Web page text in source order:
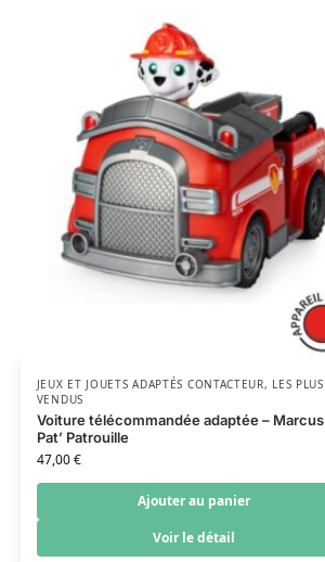
JEUX ET JOUETS ADAPTÉS CONTACTEUR, LES PLUS
VENDUS
Voiture télécommandée adaptée – Marcus
Pat’ Patrouille
47,00€
Ajouter au panier
Voir le détail